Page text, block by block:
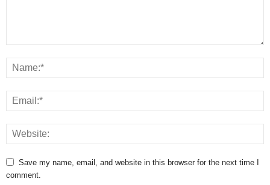
Save my name, email, and website in this browser for the next time I
comment.